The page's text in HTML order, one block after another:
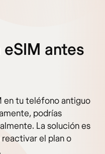
antes
en tu teléfono antiguo
podrías
La solución es
el plan o